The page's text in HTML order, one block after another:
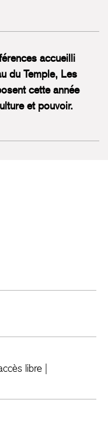
accueilli
du Temple, Les
cette année
et pouvoir.
libre |